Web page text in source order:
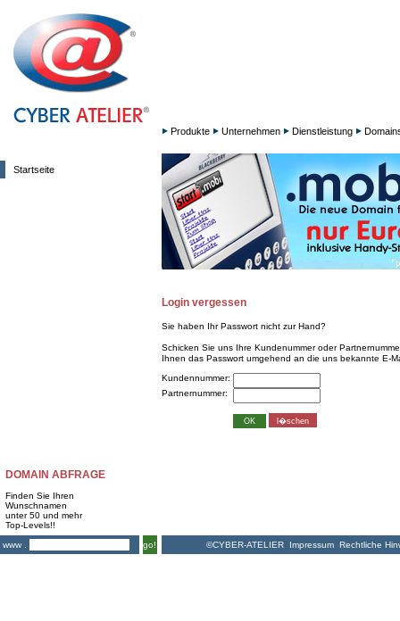
Startseite
DOMAIN ABFRAGE
Finden Sie Ihren
Wunschnamen
unter 50 und mehr
Top-Levels!!
www .
go!
Produkte Unternehmen Dienstleistung
Login vergessen
Sie haben Ihr Passwort nicht zur Hand?
Schicken Sie uns Ihre Kundenummer oder
Ihnen das Passwort umgehend an die uns bekannte E-
Kundennummer:
Partnernummer:
©CYBER-ATELIER Impressum Rechtliche